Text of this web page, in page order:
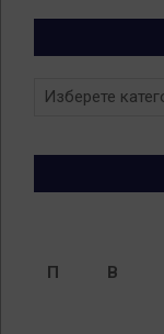
Новини
П
В